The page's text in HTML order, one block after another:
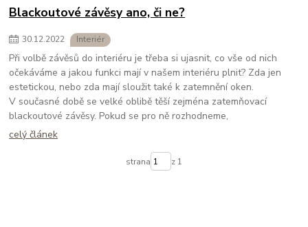
Blackoutové závěsy ano, či ne?
30.12.2022 Interiér
Při volbě závěsů do interiéru je třeba si ujasnit, co vše od nich
očekáváme a jakou funkci mají v našem interiéru plnit? Zda jen
estetickou, nebo zda mají sloužit také k zatemnění oken.
V současné době se velké oblibě těší zejména zatemňovací
blackoutové závěsy. Pokud se pro ně rozhodneme,
celý článek
strana z 1